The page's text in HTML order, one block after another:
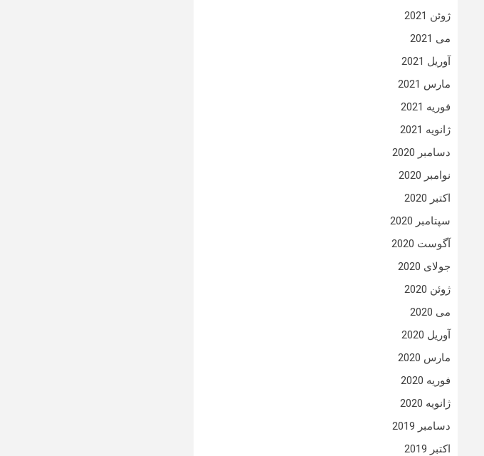
ژوئن 2021
می 2021
آوریل 2021
مارس 2021
فوریه 2021
ژانویه 2021
دسامبر 2020
نوامبر 2020
اکتبر 2020
سپتامبر 2020
آگوست 2020
جولای 2020
ژوئن 2020
می 2020
آوریل 2020
مارس 2020
فوریه 2020
ژانویه 2020
دسامبر 2019
اکتبر 2019